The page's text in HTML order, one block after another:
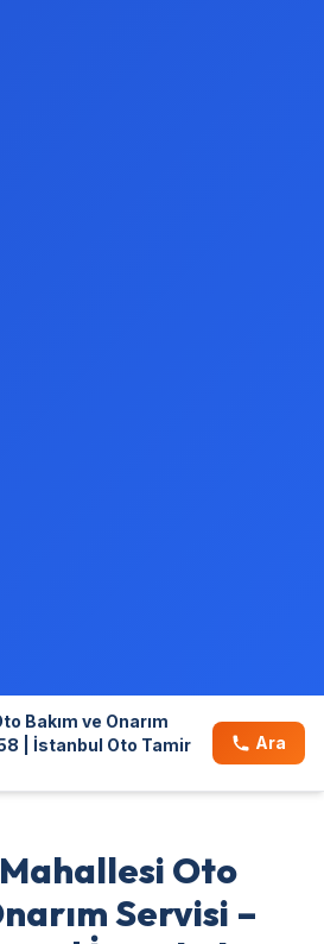
Bakım ve Onarım
| İstanbul Oto Tamir
Ara
Oto
Servisi –